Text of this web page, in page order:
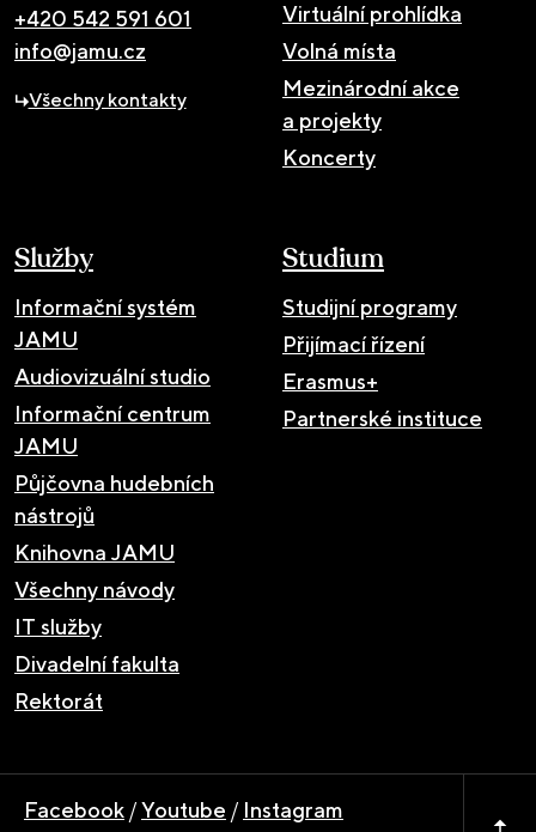
+420 542 591 601
info@jamu.cz
Všechny kontakty
Virtuální prohlídka
Volná místa
Mezinárodní akce
a projekty
Koncerty
Služby
Informační systém
JAMU
Audiovizuální studio
Informační centrum
JAMU
Půjčovna hudebních
nástrojů
Knihovna JAMU
Všechny návody
IT služby
Divadelní fakulta
Rektorát
Studium
Studijní programy
Přijímací řízení
Erasmus+
Partnerské instituce
Facebook /Youtube / Instagram